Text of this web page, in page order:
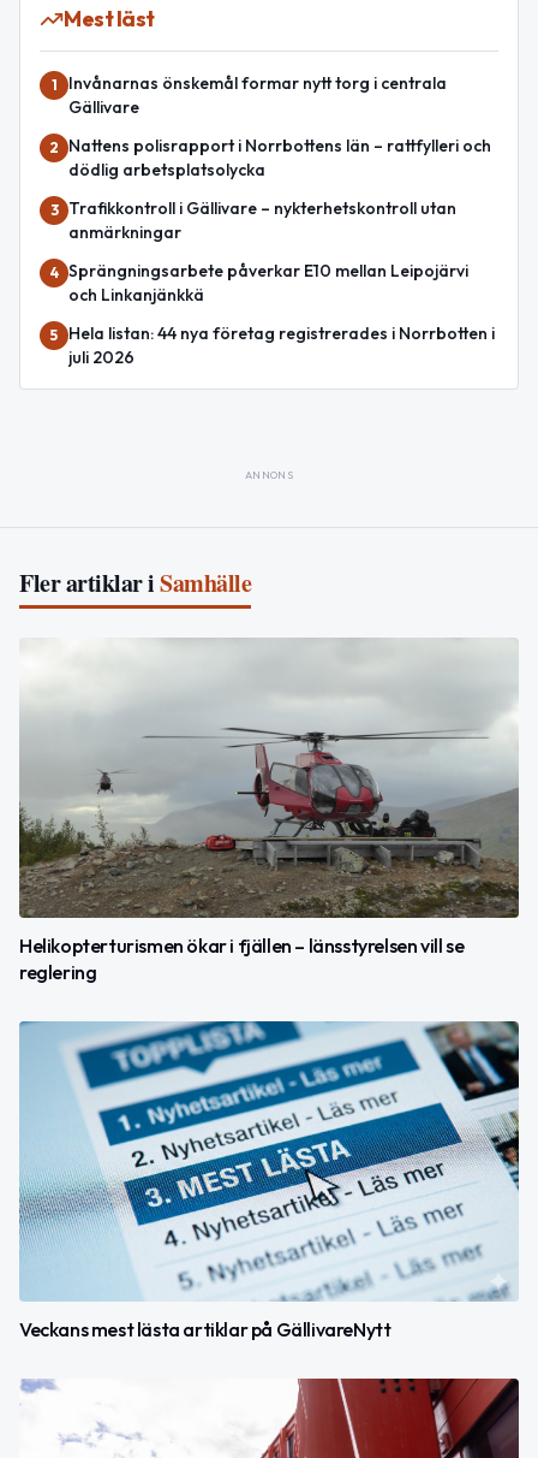
Mest läst
1
Invånarnas önskemål formar nytt torg i centrala
Gällivare
2
Nattens polisrapport i Norrbottens län – rattfylleri och
dödlig arbetsplatsolycka
3
Trafikkontroll i Gällivare – nykterhetskontroll utan
anmärkningar
4 Sprängningsarbete påverkar E10 mellan Leipojärvi
och Linkanjänkkä
5
Hela listan: 44 nya företag registrerades i Norrbotten i
juli 2026
ANNONS
Fler artiklar iSamhälle
Helikopterturismen ökar i fjällen – länsstyrelsen vill se
reglering
Veckans mest lästa artiklar på GällivareNytt